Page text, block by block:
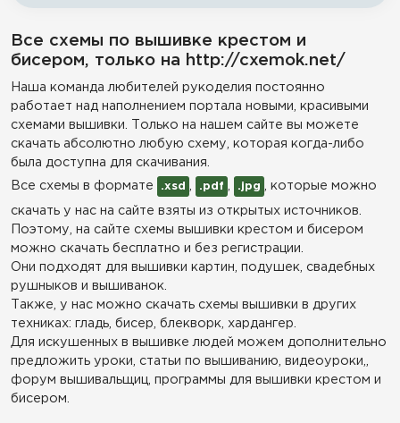
Все схемы по вышивке крестом и
бисером, только на http://cxemok.net/
Наша команда любителей рукоделия постоянно
работает над наполнением портала новыми, красивыми
схемами вышивки. Только на нашем сайте вы можете
скачать абсолютно любую схему, которая когда-либо
была доступна для скачивания.
Все схемы в формате
.xsd .pdf .jpg , которые можно
скачать у нас на сайте взяты из открытых источников.
Поэтому, на сайте схемы вышивки крестом и бисером
можно скачать бесплатно и без регистрации.
Они подходят для вышивки картин, подушек, свадебных
рушныков и вышиванок.
Также, у нас можно скачать схемы вышивки в других
техниках: гладь, бисер, блекворк, хардангер.
Для искушенных в вышивке людей можем дополнительно
предложить уроки, статьи по вышиванию, видеоуроки,,
форум вышивальщиц, программы для вышивки крестом и
бисером.